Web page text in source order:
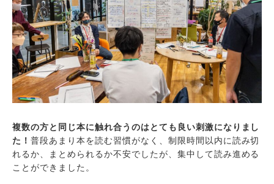
複数の方と同じ本に触れ合うのはとても良い刺激になりまし
た！ 普段あまり本を読む習慣がなく、制限時間以内に読み切
れるか、まとめられるか不安でしたが、集中して読み進める
ことができました。